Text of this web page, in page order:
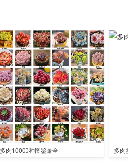
多肉10000种图鉴最全 多肉